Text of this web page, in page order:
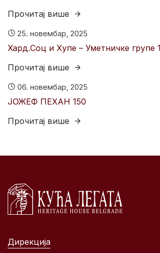
Прочитај више
25. новембар, 2025
Хард.Соц и Хyпе – Уметничке групе
Прочитај више
06. новембар, 2025
ЈОЖЕФ ПЕХАН 150
Прочитај више
Дирекција